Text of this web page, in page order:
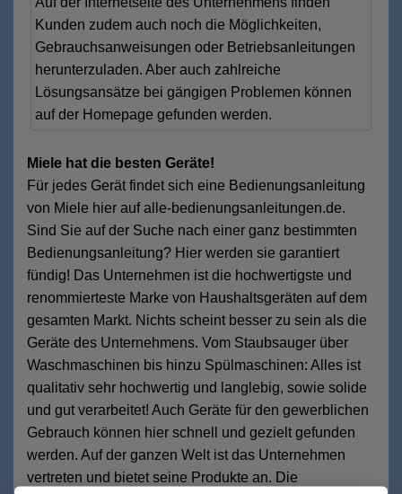
Kunden zudem auch noch die Möglichkeiten,
Gebrauchsanweisungen oder Betriebsanleitungen
herunterzuladen. Aber auch zahlreiche
Lösungsansätze bei gängigen Problemen können
auf der Homepage gefunden werden.
Miele hat die besten Geräte!
Für jedes Gerät findet sich eine Bedienungsanleitung
von Miele hier auf alle-bedienungsanleitungen.de.
Sind Sie auf der Suche nach einer ganz bestimmten
Bedienungsanleitung? Hier werden sie garantiert
fündig! Das Unternehmen ist die hochwertigste und
renommierteste Marke von Haushaltsgeräten auf dem
gesamten Markt. Nichts scheint besser zu sein als die
Geräte des Unternehmens. Vom Staubsauger über
Waschmaschinen bis hinzu Spülmaschinen: Alles ist
qualitativ sehr hochwertig und langlebig, sowie solide
und gut verarbeitet! Auch Geräte für den gewerblichen
Gebrauch können hier schnell und gezielt gefunden
werden. Auf der ganzen Welt ist das Unternehmen
vertreten und bietet seine Produkte an. Die